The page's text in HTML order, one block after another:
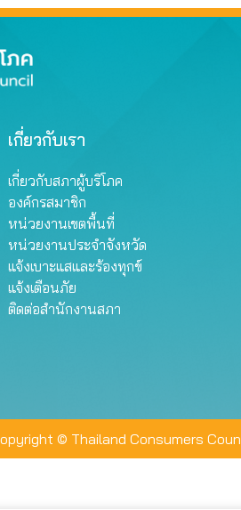
เกี่ยวกับเรา
เกี่ยวกับสภาผู้บริโภค
องค์กรสมาชิก
หน่วยงานเขตพื้นที่
หน่วยงานประจำจังหวัด
แจ้งเบาะแสและร้องทุกข์
แจ้งเตือนภัย
ติดต่อสำนักงานสภา
© Thailand Consumers